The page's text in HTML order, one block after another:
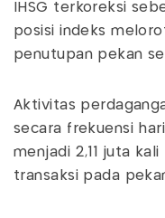
IHSG terkoreksi
posisi indeks
penutupan pekan
Aktivitas
secara frekuensi
menjadi 2,11 juta
transaksi pada